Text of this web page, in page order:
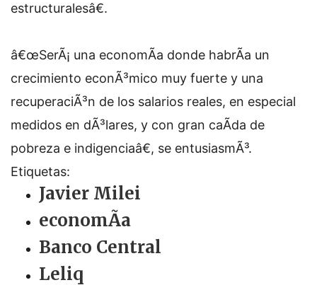
estructuralesâ€.
â€œSerÃ¡ una economÃ­a donde habrÃ­a un
crecimiento econÃ³mico muy fuerte y una
recuperaciÃ³n de los salarios reales, en especial
medidos en dÃ³lares, y con gran caÃ­da de
pobreza e indigenciaâ€, se entusiasmÃ³.
Etiquetas:
Javier Milei
economÃ­a
Banco Central
Leliq